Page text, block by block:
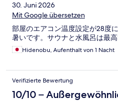
30. Juni 2026
Mit Google übersetzen
部屋のエアコン温度設定が28度
暑いです。サウナと水風呂は最高
Hidenobu, Aufenthalt von 1 Nacht
Verifizierte Bewertung
10/10 –